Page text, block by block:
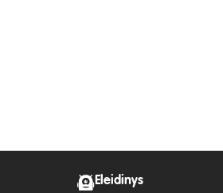
Eleidinys